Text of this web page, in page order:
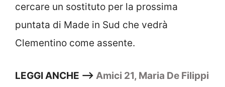
cercare un sostituto per la prossima
puntata di Made in Sud che vedrà
Clementino come assente.
LEGGI ANCHE –> Amici 21, Maria De Filippi